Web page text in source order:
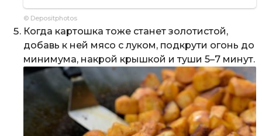
© Depositphotos
Когда картошка тоже станет золотистой,
добавь к ней мясо с луком, подкрути огонь до
минимума, накрой крышкой и туши 5–7 минут.